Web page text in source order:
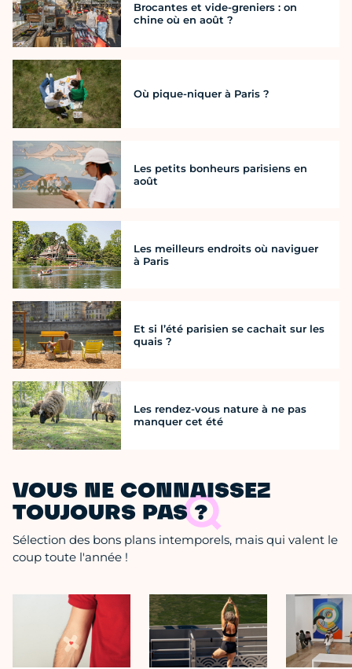
Brocantes et vide-greniers : on
chine où en août ?
Où pique-niquer à Paris ?
Les petits bonheurs parisiens en
août
Les meilleurs endroits où naviguer
à Paris
Et si l’été parisien se cachait sur les
quais ?
Les rendez-vous nature à ne pas
manquer cet été
VOUS NE CONNAISSEZ
TOUJOURS PAS ?
Sélection des bons plans intemporels, mais qui valent le
coup toute l'année !